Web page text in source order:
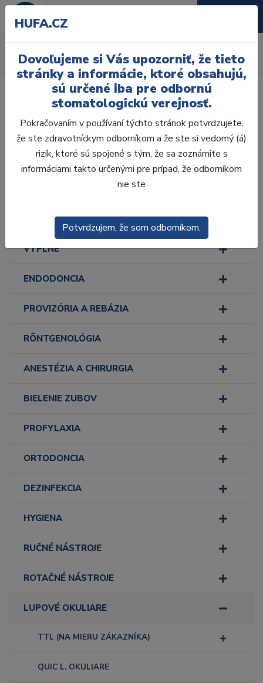
Úvod Ordinácia Lupové okuliare Osvetlenie
Laboratórium, Zub.
technika
ODLTAČKOVANIE
VÝPLNE
ENDODONCIA
PROVIZÓRIA A REBÁZIA
RÖNTGENOLÓGIA
ANESTÉZIA A CHIRURGIA
BIELENIE ZUBOV
PROFYLAXIA
ORTODONCIA
DEZINFEKCIA
HYGIENA
RUČNÉ NÁSTROJE
ROTAČNÉ NÁSTROJE
LUPOVÉ OKULIARE
TTL (NA MIERU ZÁKAZNÍKA)
QUIC L. OKULIARE
HUFA.CZ
Dovoľujeme si Vás upozorniť, že tieto
stránky a informácie, ktoré obsahujú,
sú určené iba pre odbornú
stomatologickú verejnosť.
Pokračovaním v používaní týchto stránok potvrdzujete,
že ste zdravotníckym odborníkom a že ste si vedomý (á)
rizík, ktoré sú spojené s tým, že sa zoznámite s
informáciami takto určenými pre prípad, že odborníkom
nie ste
Potvrdzujem, že som odborníkom.